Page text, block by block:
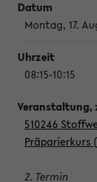
Montag, 17.
08:15-10:15
510246
Präparierkurs
2. Termin